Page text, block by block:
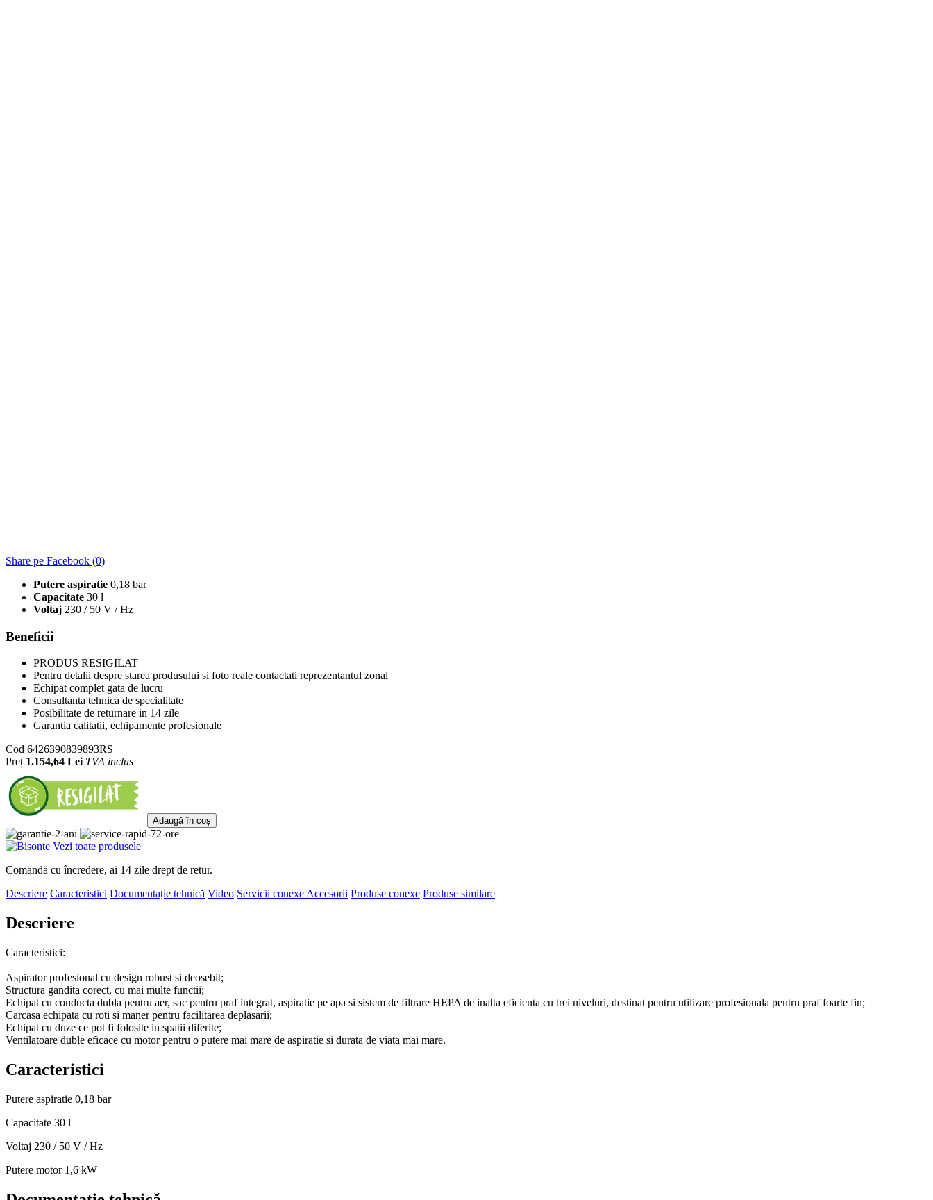
Share pe Facebook (0)
Putere aspiratie 0,18 bar
Capacitate 30 l
Voltaj 230 / 50 V / Hz
Beneficii
PRODUS RESIGILAT
Pentru detalii despre starea produsului si foto reale contactati reprezentantul zonal
Echipat complet gata de lucru
Consultanta tehnica de specialitate
Posibilitate de returnare in 14 zile
Garantia calitatii, echipamente profesionale
Cod 6426390839893RS
Preț 1.154,64 Lei TVA inclus
Adaugă în coș
Vezi toate produsele
Comandă cu încredere, ai 14 zile drept de retur.
Descriere Caracteristici Documentație tehnică Video Servicii conexe Accesorii Produse conexe Produse similare
Descriere
Caracteristici:
Aspirator profesional cu design robust si deosebit;
Structura gandita corect, cu mai multe functii;
Echipat cu conducta dubla pentru aer, sac pentru praf integrat, aspiratie pe apa si sistem de filtrare HEPA de inalta eficienta cu trei niveluri, destinat pentru utilizare profesionala pentru praf foarte fin;
Carcasa echipata cu roti si maner pentru facilitarea deplasarii;
Echipat cu duze ce pot fi folosite in spatii diferite;
Ventilatoare duble eficace cu motor pentru o putere mai mare de aspiratie si durata de viata mai mare.
Caracteristici
Putere aspiratie 0,18 bar
Capacitate 30 l
Voltaj 230 / 50 V / Hz
Putere motor 1,6 kW